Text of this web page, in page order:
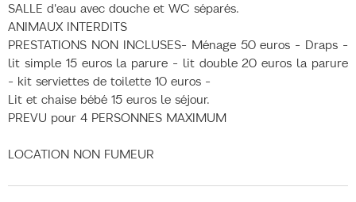
SALLE d'eau avec douche et WC séparés.
ANIMAUX INTERDITS
PRESTATIONS NON INCLUSES- Ménage 50 euros - Draps -
lit simple 15 euros la parure - lit double 20 euros la parure
- kit serviettes de toilette 10 euros -
Lit et chaise bébé 15 euros le séjour.
PREVU pour 4 PERSONNES MAXIMUM
LOCATION NON FUMEUR